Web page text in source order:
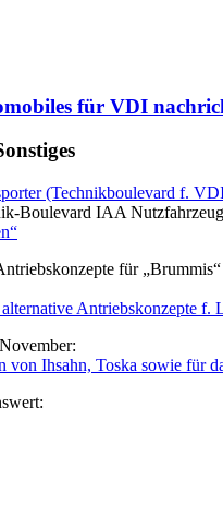
für VDI
Boulevard IAA
für „Brummis“
von Ihsahn, Toska sowie für